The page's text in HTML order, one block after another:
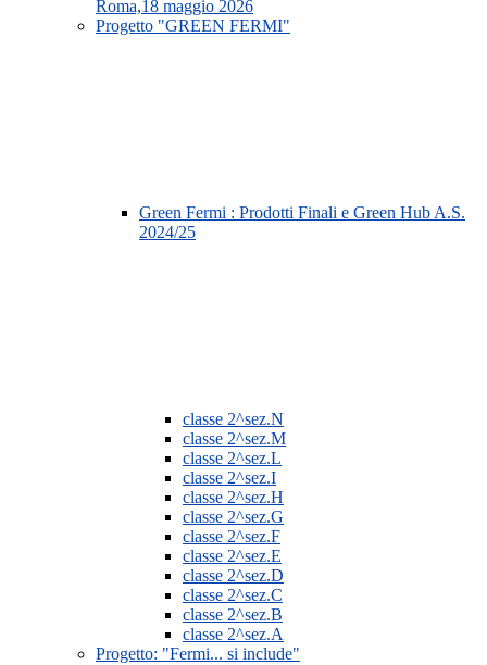
Roma,18 maggio 2026
Progetto "GREEN FERMI"
Green Fermi : Prodotti Finali e Green Hub A.S.
2024/25
classe 2^sez.N
classe 2^sez.M
classe 2^sez.L
classe 2^sez.I
classe 2^sez.H
classe 2^sez.G
classe 2^sez.F
classe 2^sez.E
classe 2^sez.D
classe 2^sez.C
classe 2^sez.B
classe 2^sez.A
Progetto: "Fermi... si include"